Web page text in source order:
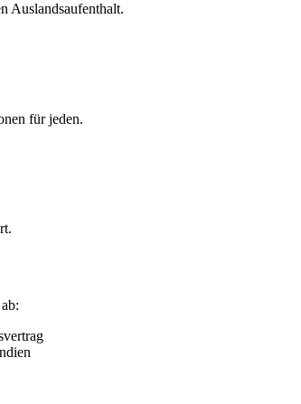
Auslandsaufenthalt.
für jeden.